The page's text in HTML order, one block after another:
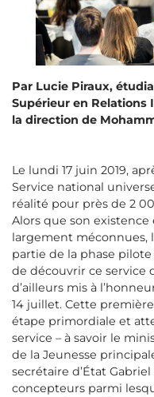
Par Lucie Piraux,
Supérieur en Relations
la direction de
Le lundi 17 juin 2019,
Service national
réalité pour près de 2
Alors que son
largement méconnues,
partie de la phase
de découvrir ce service
d’ailleurs mis à
14 juillet. Cette
étape primordiale et
service – à savoir le
de la Jeunesse
secrétaire d’État
concepteurs parmi